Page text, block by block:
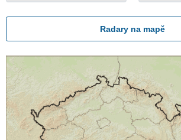
Radary na mapě